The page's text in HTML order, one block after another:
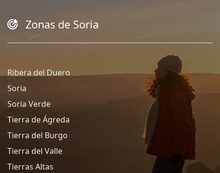
Zonas de Soria
Ribera del Duero
Soria
Soria Verde
Tierra de Ágreda
Tierra del Burgo
Tierra del Valle
Tierras Altas